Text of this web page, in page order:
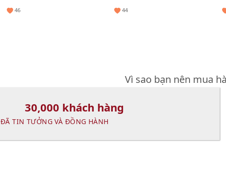
46 44
NGẪU NHIÊN
Vì sao bạn nên mua
30,000 khách hàng
ĐÃ TIN TƯỞNG VÀ ĐỒNG HÀNH